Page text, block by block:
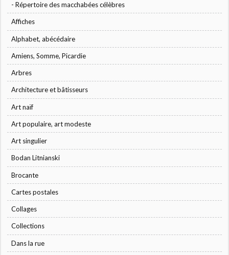
- Répertoire des macchabées célèbres
Affiches
Alphabet, abécédaire
Amiens, Somme, Picardie
Arbres
Architecture et bâtisseurs
Art naïf
Art populaire, art modeste
Art singulier
Bodan Litnianski
Brocante
Cartes postales
Collages
Collections
Dans la rue